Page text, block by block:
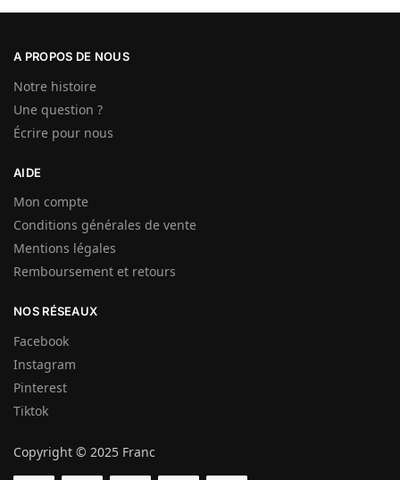
A PROPOS DE NOUS
Notre histoire
Une question ?
Écrire pour nous
AIDE
Mon compte
Conditions générales de vente
Mentions légales
Remboursement et retours
NOS RÉSEAUX
Facebook
Instagram
Pinterest
Tiktok
Copyright © 2025 Franc